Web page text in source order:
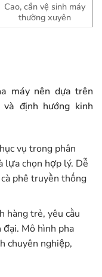
Cao, cần vệ sinh máy
thường xuyên
máy nên dựa trên
định hướng kinh
vụ trong phân
lựa chọn hợp lý. Dễ
phê truyền thống
hàng trẻ, yêu cầu
Mô hình pha
chuyên nghiệp,